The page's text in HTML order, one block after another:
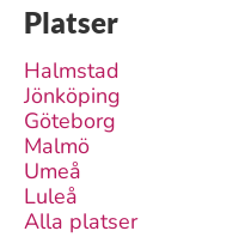
Platser
Halmstad
Jönköping
Göteborg
Malmö
Umeå
Luleå
Alla platser